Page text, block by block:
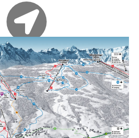
Orientierung
Skierlebnis